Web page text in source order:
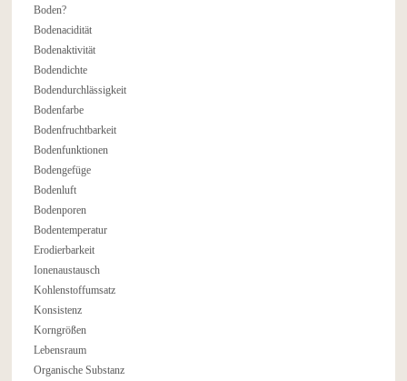
Boden?
Bodenacidität
Bodenaktivität
Bodendichte
Bodendurchlässigkeit
Bodenfarbe
Bodenfruchtbarkeit
Bodenfunktionen
Bodengefüge
Bodenluft
Bodenporen
Bodentemperatur
Erodierbarkeit
Ionenaustausch
Kohlenstoffumsatz
Konsistenz
Korngrößen
Lebensraum
Organische Substanz